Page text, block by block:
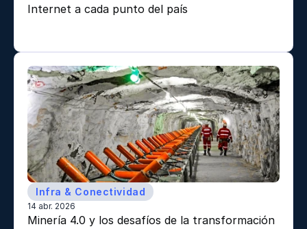
Internet a cada punto del país
Infra & Conectividad
14 abr. 2026
Minería 4.0 y los desafíos de la transformación